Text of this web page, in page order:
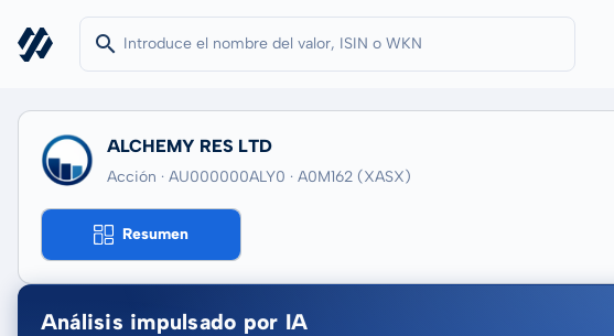
ALCHEMY RES LTD
Acción · AU000000ALY0 · A0M162 (XASX)
Resumen
Análisis impulsado por IA